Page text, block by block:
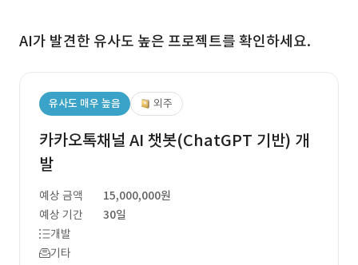
AI가 발견한 유사도 높은 프로젝트를 확인하세요.
유사도 매우 높음 외주
카카오톡채널 AI 챗봇(ChatGPT 기반) 개
발
예상 금액
15,000,000원
예상 기간
30일
개발
기타